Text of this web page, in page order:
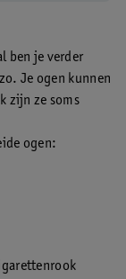
ben je verder
Je ogen kunnen
zijn ze soms
ogen: